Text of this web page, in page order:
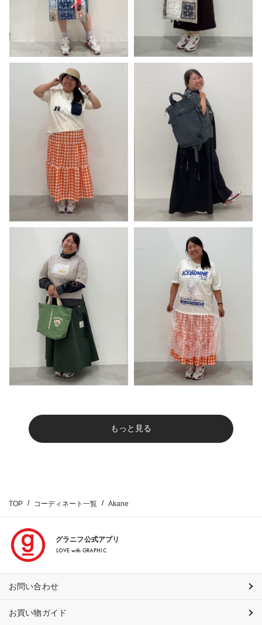
もっと見る
TOP コーディネート一覧 Akane
グラニフ公式アプリ
LOVE with GRAPHIC
お問い合わせ
お買い物ガイド